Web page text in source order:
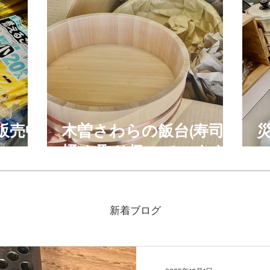
中
木曽さわらの飯台(寿司
桶)を取り扱っています
新着ブログ